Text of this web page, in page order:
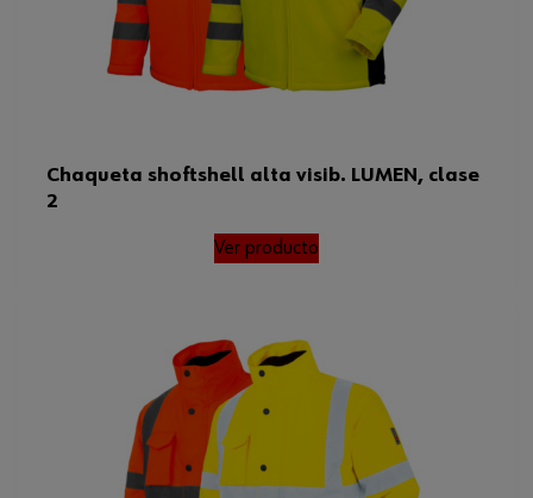
Chaqueta shoftshell alta visib. LUMEN, clase
2
Ver producto